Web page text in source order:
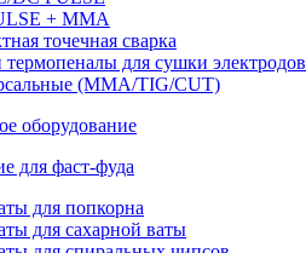
+ MMA
точечная сварка
для сушки электродов
(MMA/TIG/CUT)
оборудование
для фаст-фуда
для попкорна
для сахарной ваты